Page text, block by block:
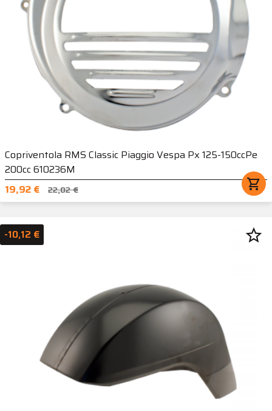
Copriventola RMS Classic Piaggio Vespa Px 125-150ccPe
200cc 610236M
19,92 €
22,02 € shopping_cart
-10,12 € star_border